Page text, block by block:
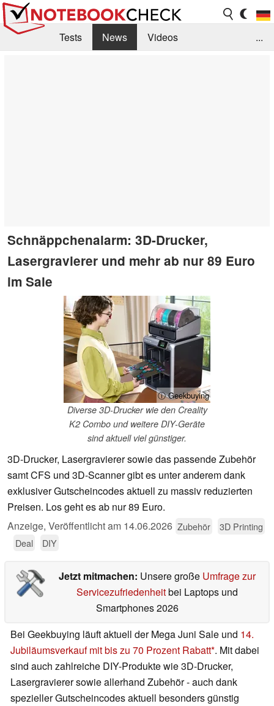
Tests News
Videos
...
Schnäppchenalarm: 3D-Drucker,
Lasergravierer und mehr ab nur 89 Euro
im Sale
ⓘ Geekbuying
Diverse 3D-Drucker wie den Creality
K2 Combo und weitere DIY-Geräte
sind aktuell viel günstiger.
3D-Drucker, Lasergravierer sowie das passende Zubehör
samt CFS und 3D-Scanner gibt es unter anderem dank
exklusiver Gutscheincodes aktuell zu massiv reduzierten
Preisen. Los geht es ab nur 89 Euro.
Anzeige, Veröffentlicht am 14.06.2026 Zubehör
3D Printing
Deal
DIY
Jetzt mitmachen: Unsere große Umfrage zur
Servicezufriedenheitbei Laptops und
Smartphones 2026
Bei Geekbuying läuft aktuell der Mega Juni Sale und 14.
Jubiläumsverkauf mit bis zu 70 Prozent Rabatt . Mit dabei
sind auch zahlreiche DIY-Produkte wie 3D-Drucker,
Lasergravierer sowie allerhand Zubehör - auch dank
spezieller Gutscheincodes aktuell besonders günstig